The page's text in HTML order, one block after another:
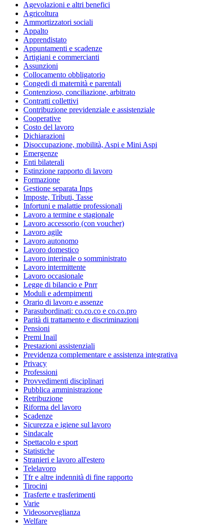
Agevolazioni e altri benefici
Agricoltura
Ammortizzatori sociali
Appalto
Apprendistato
Appuntamenti e scadenze
Artigiani e commercianti
Assunzioni
Collocamento obbligatorio
Congedi di maternità e parentali
Contenzioso, conciliazione, arbitrato
Contratti collettivi
Contribuzione previdenziale e assistenziale
Cooperative
Costo del lavoro
Dichiarazioni
Disoccupazione, mobilità, Aspi e Mini Aspi
Emergenze
Enti bilaterali
Estinzione rapporto di lavoro
Formazione
Gestione separata Inps
Imposte, Tributi, Tasse
Infortuni e malattie professionali
Lavoro a termine e stagionale
Lavoro accessorio (con voucher)
Lavoro agile
Lavoro autonomo
Lavoro domestico
Lavoro interinale o somministrato
Lavoro intermittente
Lavoro occasionale
Legge di bilancio e Pnrr
Moduli e adempimenti
Orario di lavoro e assenze
Parasubordinati: co.co.co e co.co.pro
Parità di trattamento e discriminazioni
Pensioni
Premi Inail
Prestazioni assistenziali
Previdenza complementare e assistenza integrativa
Privacy
Professioni
Provvedimenti disciplinari
Pubblica amministrazione
Retribuzione
Riforma del lavoro
Scadenze
Sicurezza e igiene sul lavoro
Sindacale
Spettacolo e sport
Statistiche
Stranieri e lavoro all'estero
Telelavoro
Tfr e altre indennità di fine rapporto
Tirocini
Trasferte e trasferimenti
Varie
Videosorveglianza
Welfare